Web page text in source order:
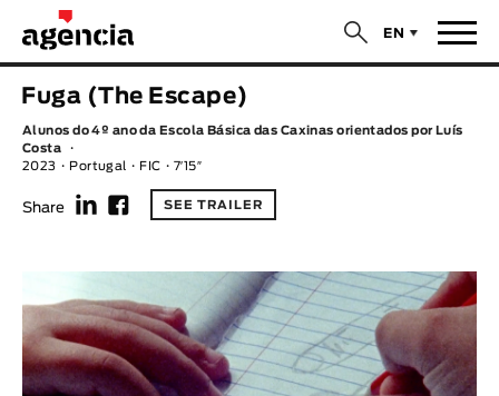
EN
$
News
Films
Directors
Statistics
Animar Films
ORIGINAL TITLE
ENGLISH TITLE
AVAILABLE SUBTITLES
Fuga (The Escape)
Alunos do 4º ano da Escola Básica das Caxinas orientados por Luís
Costa
2023
Portugal FIC 7′15″
Share f F SEE TRAILER